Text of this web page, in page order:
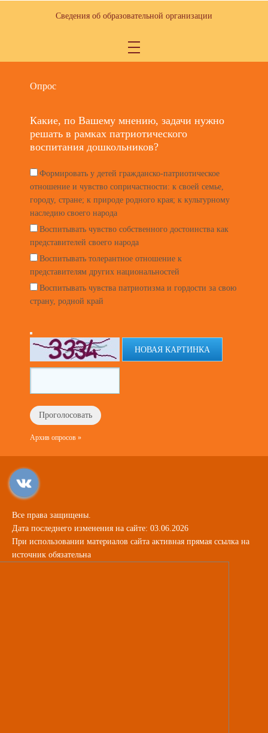
Сведения об образовательной организации
Опрос
Какие, по Вашему мнению, задачи нужно
решать в рамках патриотического
воспитания дошкольников?
Формировать у детей гражданско-патриотическое
отношение и чувство сопричастности: к своей семье,
городу, стране; к природе родного края; к культурному
наследию своего народа
Воспитывать чувство собственного достоинства как
представителей своего народа
Воспитывать толерантное отношение к
представителям других национальностей
Воспитывать чувства патриотизма и гордости за свою
страну, родной край
НОВАЯ КАРТИНКА
Архив опросов »
Все права защищены.
Дата последнего изменения на сайте: 03.06.2026
При использовании материалов сайта активная прямая ссылка на
источник обязательна